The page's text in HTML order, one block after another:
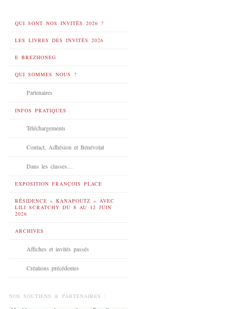
QUI SONT NOS INVITÉS 2026 ?
LES LIVRES DES INVITÉS 2026
E BREZHONEG
QUI SOMMES NOUS ?
Partenaires
INFOS PRATIQUES
Téléchargements
Contact, Adhésion et Bénévolat
Dans les classes…
EXPOSITION FRANÇOIS PLACE
RÉSIDENCE « KANAPOUTZ » AVEC
LILI SCRATCHY DU 8 AU 12 JUIN
2026
ARCHIVES
Affiches et invités passés
Créations précédentes
NOS SOUTIENS & PARTENAIRES :